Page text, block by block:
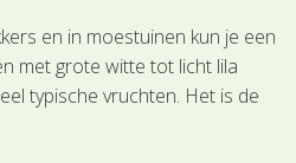
en in moestuinen kun je een
met grote witte tot licht lila
typische vruchten. Het is de